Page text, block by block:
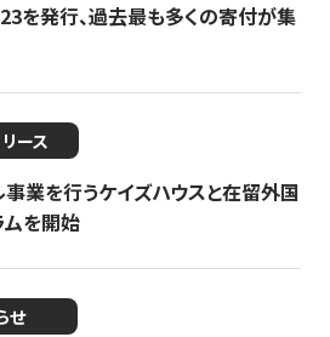
を発行、過去最も多くの寄付が集
ース
業を行うケイズハウスと在留外国
を開始
せ